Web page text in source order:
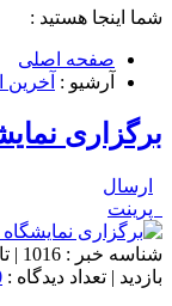
شما اینجا هستید :
صفحه اصلی
آرشیو : آخرین
برگزاری
ارسال
پرینت
بازدید | تعداد دیدگاه :